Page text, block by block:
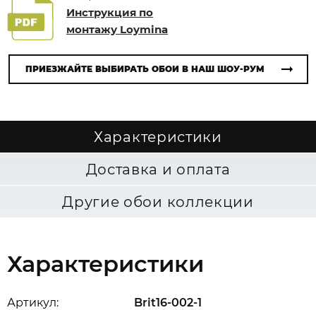
Инструкция по
монтажу Loymina
ПРИЕЗЖАЙТЕ ВЫБИРАТЬ ОБОИ В НАШ ШОУ-РУМ
Характеристики
Доставка и оплата
Другие обои коллекции
Характеристики
Артикул: Brit16-002-1